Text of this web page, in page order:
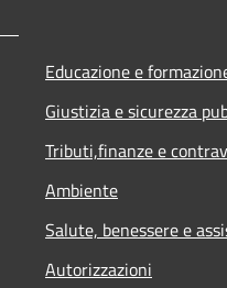
Educazione e
Giustizia e sicurezza
Tributi,finanze e
Ambiente
Salute, benessere e
Autorizzazioni